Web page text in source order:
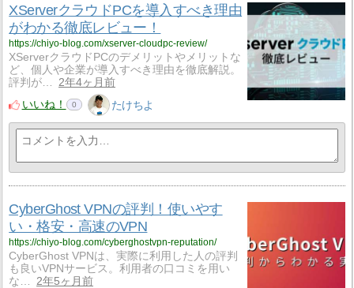
XServerクラウドPCを導入すべき理由
がわかる徹底レビュー！
https://chiyo-blog.com/xserver-cloudpc-review/
XServerクラウドPCのデメリットやメリットな
ど、個人や企業が導入すべき理由を徹底解説。
評判が…
2年4ヶ月前
いいね！
0 たけちよ
CyberGhost VPNの評判！使いやす
い・格安・高速のVPN
https://chiyo-blog.com/cyberghostvpn-reputation/
CyberGhost VPNは、実際に利用した人の評判
も良いVPNサービス。利用者の口コミを用い
な…
2年5ヶ月前